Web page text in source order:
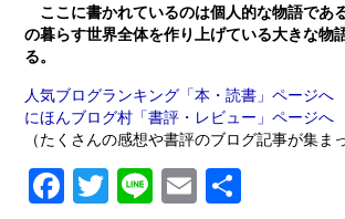
ここに書かれているのは個人的な物語であ
の暮らす世界全体を作り上げている大きな物
る。
人気ブログランキング「本・読書」ページへ
にほんブログ村「書評・レビュー」ページへ
（たくさんの感想や書評のブログ記事が集ま
Fa T Li E